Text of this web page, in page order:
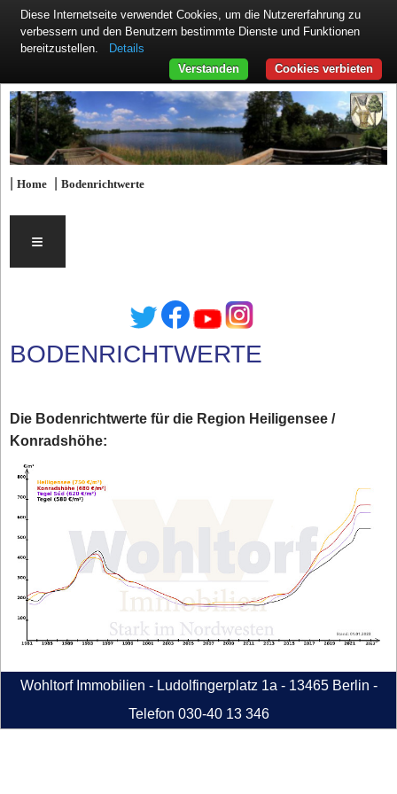
|Home |Bodenrichtwerte
≡
BODENRICHTWERTE
Die Bodenrichtwerte für die Region Heiligensee /
Konradshöhe:
Wohltorf Immobilien - Ludolfingerplatz 1a - 13465 Berlin -
Telefon 030-40 13 346
Diese Internetseite verwendet Cookies, um die Nutzererfahrung zu
verbessern und den Benutzern bestimmte Dienste und Funktionen
bereitzustellen.
Details
Cookies verbieten
Verstanden